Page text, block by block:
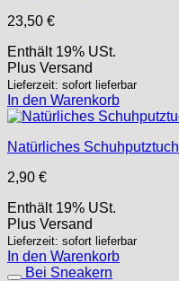
23,50 €
Enthält 19% USt.
Plus Versand
Lieferzeit: sofort lieferbar
In den Warenkorb
Natürliches Schuhputztuch
2,90 €
Enthält 19% USt.
Plus Versand
Lieferzeit: sofort lieferbar
In den Warenkorb
Bei Sneakern